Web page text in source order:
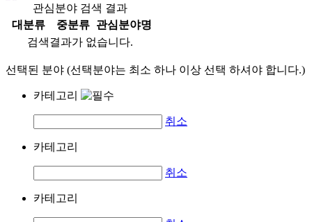
관심분야 검색 결과
대분류
중분류
관심분야명
검색결과가 없습니다.
선택된 분야 (선택분야는 최소 하나 이상 선택 하셔야 합니다.)
카테고리
취소
카테고리
취소
카테고리